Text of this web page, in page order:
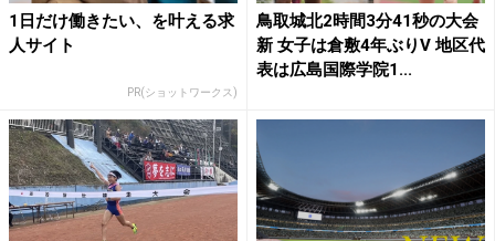
1日だけ働きたい、を叶える求
人サイト
PR(ショットワークス)
鳥取城北2時間3分41秒の大会
新 女子は倉敷4年ぶりV 地区代
表は広島国際学院1...